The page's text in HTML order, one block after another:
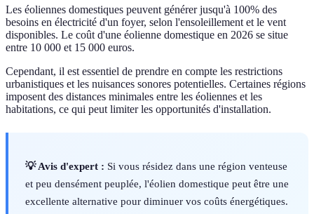
Les éoliennes domestiques peuvent générer jusqu'à 100% des
besoins en électricité d'un foyer, selon l'ensoleillement et le vent
disponibles. Le coût d'une éolienne domestique en 2026 se situe
entre 10 000 et 15 000 euros.
Cependant, il est essentiel de prendre en compte les restrictions
urbanistiques et les nuisances sonores potentielles. Certaines régions
imposent des distances minimales entre les éoliennes et les
habitations, ce qui peut limiter les opportunités d'installation.
💡 Avis d'expert : Si vous résidez dans une région venteuse
et peu densément peuplée, l'éolien domestique peut être une
excellente alternative pour diminuer vos coûts énergétiques.